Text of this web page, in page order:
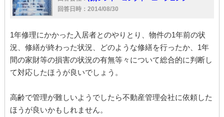
回答日時：2014/08/30
1年修理にかかった入居者とのやりとり、物件の1年前の状
況、修繕が終わった状況、どのような修繕を行ったか、1年
間の家財等の損害の状況の有無等々について総合的に判断し
て対応したほうが良いでしょう。
高齢で管理が難しいようでしたら不動産管理会社に依頼した
ほうが良いかもしれません。